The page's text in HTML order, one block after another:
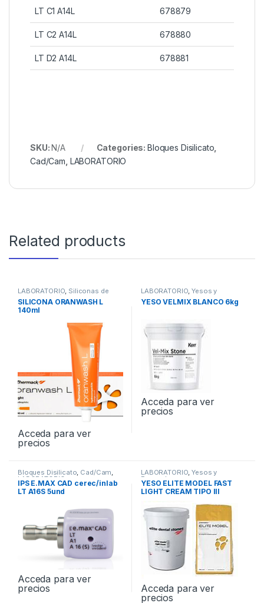
LT C1 A14L 678879
LT C2 A14L 678880
LT D2 A14L 678881
SKU:N/A Categories: Bloques Disilicato
Cad/Cam LABORATORIO
Related products
LABORATORIO Siliconas de
Condensación de Laboratorio
SILICONA ORANWASH L
140ml
Acceda para ver
precios
LABORATORIO ,Yesos y
YESO VELMIX BLANCO 6kg
Acceda para ver
precios
Bloques Disilicato, Cad/Cam,
LABORATORIO
IPS E.MAX CAD cerec/inlab
LT A16S 5und
Acceda para ver
precios
LABORATORIO,Yesos y
Escayolas
YESO ELITE MODEL FAST
LIGHT CREAM TIPO III
Acceda para ver
precios